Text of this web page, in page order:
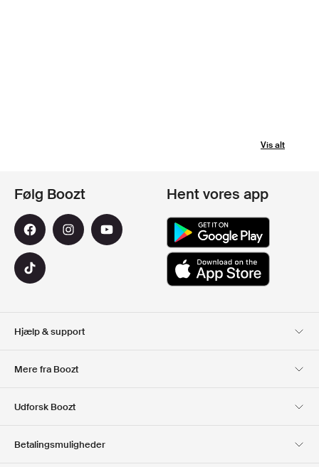
Vis alt
Hjælp & support
Mere fra Boozt
Club Boozt
Udforsk Boozt
Følg Boozt Hent vores app
Betalingsmuligheder